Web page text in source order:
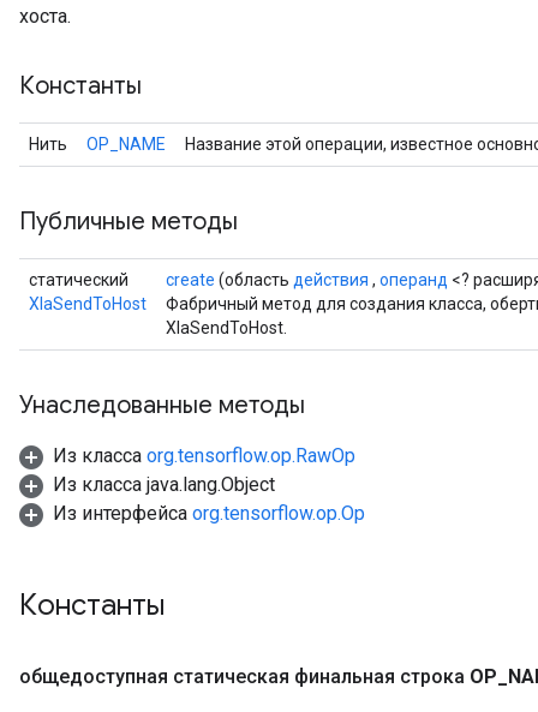
хоста.
Константы
Нить OP_NAME Название этой операции, известное
Публичные методы
статический
XlaSendToHost
create (область действия , операнд <?
Фабричный метод для создания класса,
XlaSendToHost.
Унаследованные методы
Из класса org.tensorflow.op.RawOp
Из класса java.lang.Object
Из интерфейса org.tensorflow.op.Op
Константы
общедоступная статическая финальная строка OP